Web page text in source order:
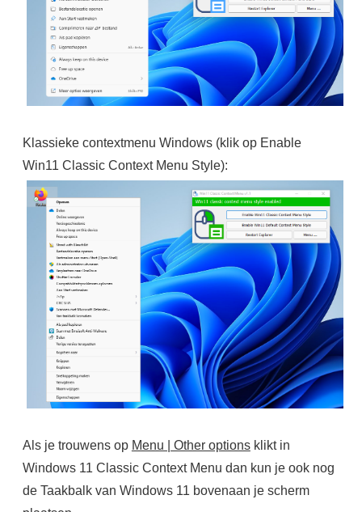
Klassieke contextmenu Windows (klik op Enable
Win11 Classic Context Menu Style):
Als je trouwens op Menu | Other optionsklikt in
Windows 11 Classic Context Menu dan kun je ook nog
de Taakbalk van Windows 11 bovenaan je scherm